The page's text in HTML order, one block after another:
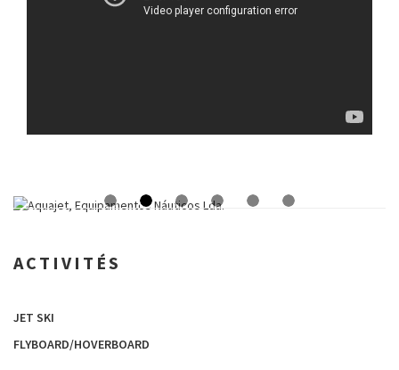
ACTIVITÉS
JET SKI
FLYBOARD/HOVERBOARD